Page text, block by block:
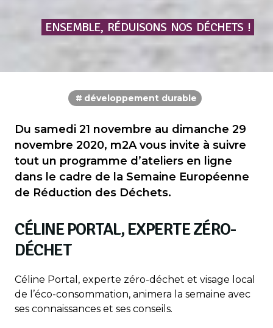
ENSEMBLE, RÉDUISONS NOS DÉCHETS !
développement durable
Du samedi 21 novembre au dimanche 29
novembre 2020, m2A vous invite à suivre
tout un programme d’ateliers en ligne
dans le cadre de la Semaine Européenne
de Réduction des Déchets.
CÉLINE PORTAL, EXPERTE ZÉRO-
DÉCHET
Céline Portal, experte zéro-déchet et visage local
de l’éco-consommation, animera la semaine avec
ses connaissances et ses conseils.